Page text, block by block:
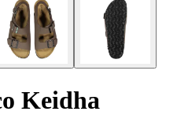
Keidha